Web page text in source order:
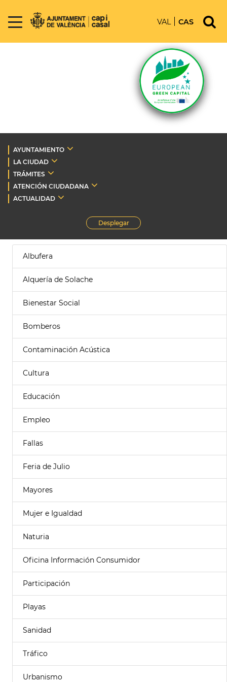
VAL CAS
AYUNTAMIENTO
LA CIUDAD
TRÁMITES
ATENCIÓN CIUDADANA
ACTUALIDAD
Desplegar
Albufera
Alquería de Solache
Bienestar Social
Bomberos
Contaminación Acústica
Cultura
Educación
Empleo
Fallas
Feria de Julio
Mayores
Mujer e Igualdad
Naturia
Oficina Información Consumidor
Participación
Playas
Sanidad
Tráfico
Urbanismo